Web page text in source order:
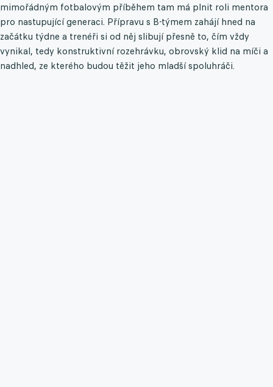
mimořádným fotbalovým příběhem tam má plnit roli mentora
pro nastupující generaci. Přípravu s B-týmem zahájí hned na
začátku týdne a trenéři si od něj slibují přesně to, čím vždy
vynikal, tedy konstruktivní rozehrávku, obrovský klid na míči a
nadhled, ze kterého budou těžit jeho mladší spoluhráči.